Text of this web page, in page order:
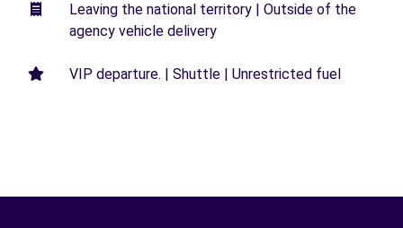
Leaving the national territory | Outside of the
agency vehicle delivery
VIP departure. | Shuttle | Unrestricted fuel